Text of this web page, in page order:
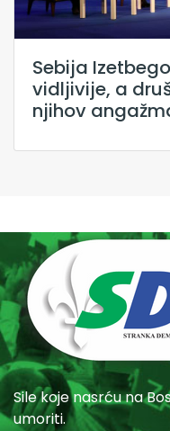
Sebija
vidljivije, a
njihov
Sile koje nasrću na
umoriti.